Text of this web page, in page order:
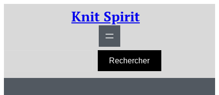
Knit Spirit
h
Rechercher